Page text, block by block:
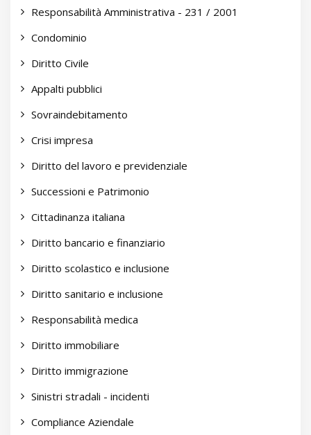
Responsabilità Amministrativa - 231 / 2001
Condominio
Diritto Civile
Appalti pubblici
Sovraindebitamento
Crisi impresa
Diritto del lavoro e previdenziale
Successioni e Patrimonio
Cittadinanza italiana
Diritto bancario e finanziario
Diritto scolastico e inclusione
Diritto sanitario e inclusione
Responsabilità medica
Diritto immobiliare
Diritto immigrazione
Sinistri stradali - incidenti
Compliance Aziendale